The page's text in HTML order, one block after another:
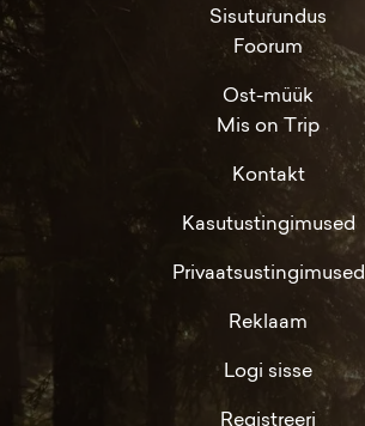
Sisuturundus
Foorum
Ost-müük
Mis on Trip
Kontakt
Kasutustingimused
Privaatsustingimused
Reklaam
Logi sisse
Registreeri